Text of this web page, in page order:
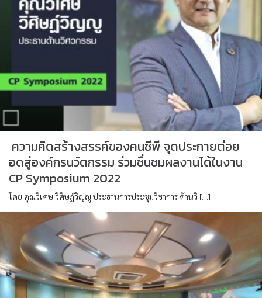
ความคิดสร้างสรรค์ของคนซีพี จุดประกายต่อย
อดสู่องค์กรนวัตกรรม ร่วมชื่นชมผลงานได้ในงาน
CP Symposium 2022
โดย คุณวิเศษ วิศิษฏ์วิญญู ประธานการประชุมวิชาการ ด้านวิ […]